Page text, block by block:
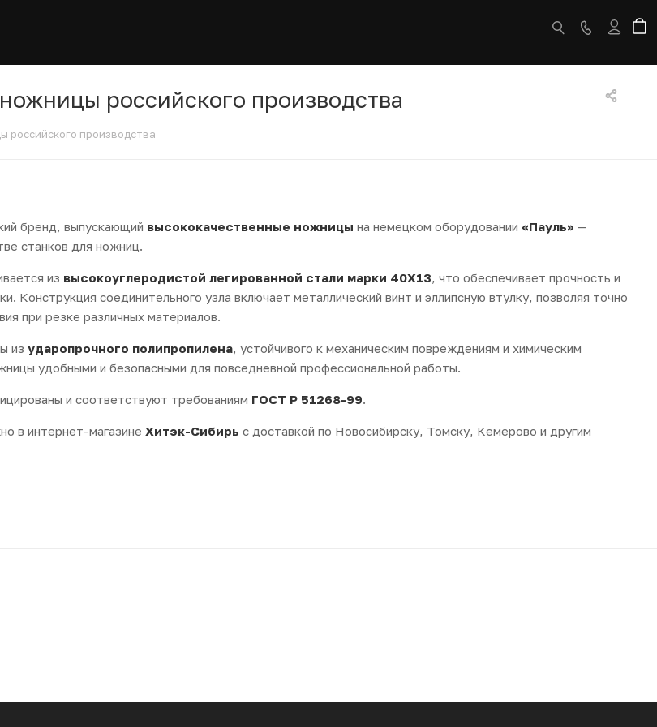
российского производства
производства
бренд, выпускающий высококачественные ножницы на немецком оборудовании «Пауль» —
станков для ножниц.
из высокоуглеродистой легированной стали марки 40Х13, что обеспечивает прочность и
Конструкция соединительного узла включает металлический винт и эллипсную втулку, позволяя точно
при резке различных материалов.
из ударопрочного полипропилена, устойчивого к механическим повреждениям и химическим
удобными и безопасными для повседневной профессиональной работы.
и соответствуют требованиям ГОСТ Р 51268-99.
в интернет-магазине Хитэк-Сибирь с доставкой по Новосибирску, Томску, Кемерово и другим